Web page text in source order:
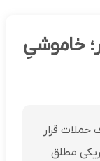
خاموشیِ
قرار
در تاریکی مطلق